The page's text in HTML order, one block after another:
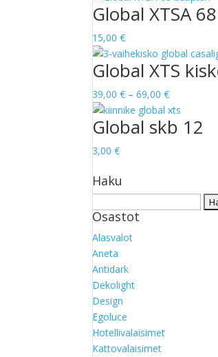
Global XTSA
15,00€
Global XTS
39,00€ – 69,00€Hintaluokka:
39,00 €
-
Global skb 12
3,00€
Haku
Osastot
Alasvalot
Aneta
Antidark
Dekolight
Design
Egoluce
Hotellivalaisimet
Kattovalaisimet